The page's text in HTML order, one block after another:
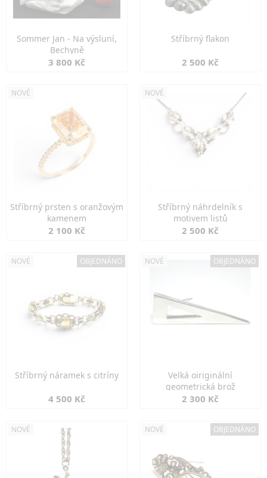
Sommer Jan - Na výsluní,
Bechyně
3 800 Kč
Stříbrný flakon
2 500 Kč
NOVÉ
Stříbrný prsten s oranžovým
kamenem
2 100 Kč
NOVÉ
Stříbrný náhrdelník s
motivem listů
2 500 Kč
NOVÉ OBJEDNÁNO
Stříbrný náramek s citríny
4 500 Kč
NOVÉ OBJEDNÁNO
Velká oiriginální
geometrická brož
2 300 Kč
NOVÉ NOVÉ OBJEDNÁNO